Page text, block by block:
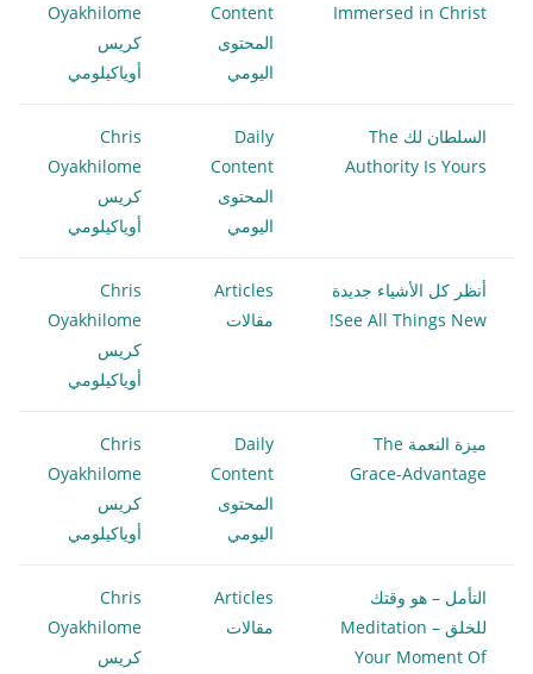
Immersed in Christ
Content
المحتوى
اليومي
Oyakhilome
كريس
أوياكيلومي
السلطان لك The
Authority Is Yours
Daily
Content
المحتوى
اليومي
Chris
Oyakhilome
كريس
أوياكيلومي
أنظر كل الأشياء جديدة
See All Things New!
Articles
مقالات
Chris
Oyakhilome
كريس
أوياكيلومي
ميزة النعمة The
Grace-Advantage
Daily
Content
المحتوى
اليومي
Chris
Oyakhilome
كريس
أوياكيلومي
التأمل – هو وقتك
للخلق Meditation –
Your Moment Of
Articles
مقالات
Chris
Oyakhilome
كريس